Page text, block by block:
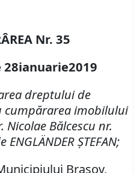
Nr. 35
dreptului de
imobilului
Bălcescu nr.
ŞTEFAN;
Braşov,